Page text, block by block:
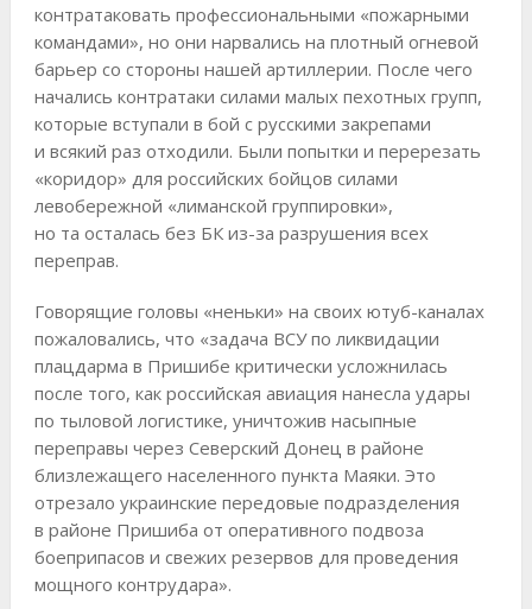
контратаковать профессиональными «пожарными
командами», но они нарвались на плотный огневой
барьер со стороны нашей артиллерии. После чего
начались контратаки силами малых пехотных групп,
которые вступали в бой с русскими закрепами
и всякий раз отходили. Были попытки и перерезать
«коридор» для российских бойцов силами
левобережной «лиманской группировки»,
но та осталась без БК из-за разрушения всех
переправ.
Говорящие головы «неньки» на своих ютуб-каналах
пожаловались, что «задача ВСУ по ликвидации
плацдарма в Пришибе критически усложнилась
после того, как российская авиация нанесла удары
по тыловой логистике, уничтожив насыпные
переправы через Северский Донец в районе
близлежащего населенного пункта Маяки. Это
отрезало украинские передовые подразделения
в районе Пришиба от оперативного подвоза
боеприпасов и свежих резервов для проведения
мощного контрудара».